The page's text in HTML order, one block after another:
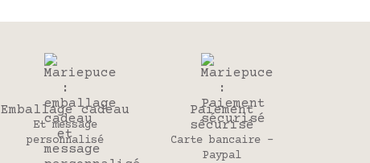
Emballage cadeau
Et message
personnalisé
Paiement
sécurisé
Carte bancaire -
Paypal